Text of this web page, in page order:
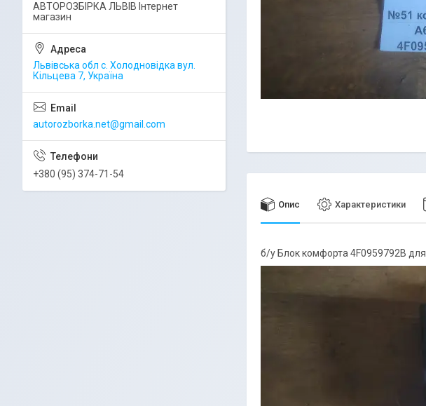
Опис Характеристики
б/у Блок комфорта 4F0959792B для
АВТОРОЗБІРКА ЛЬВІВ Інтернет
магазин
Львівська обл с. Холодновідка вул.
Кільцева 7, Україна
autorozborka.net@gmail.com
+380 (95) 374-71-54